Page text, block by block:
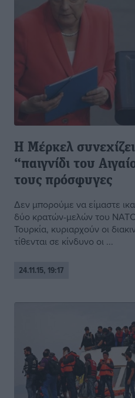
Η Μέρκελ
“παιγνίδι του
τους πρόσφυγες
Δεν μπορούμε να είμαστε
δύο κρατών-μελών του
Τουρκία, κυριαρχούν οι
τίθενται σε κίνδυνο οι ...
24.11.15, 19:17